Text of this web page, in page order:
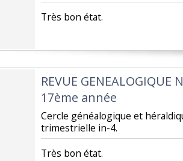
‎Très bon état.‎
‎REVUE GENEALOGIQUE
17ème année‎
‎Cercle généalogique et
trimestrielle in-4.‎
‎Très bon état.‎